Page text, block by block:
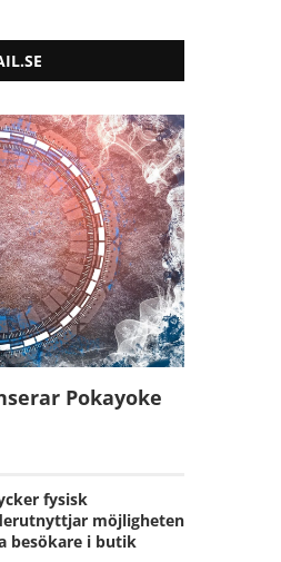
Pokayoke
fysisk
möjligheten
besökare i butik